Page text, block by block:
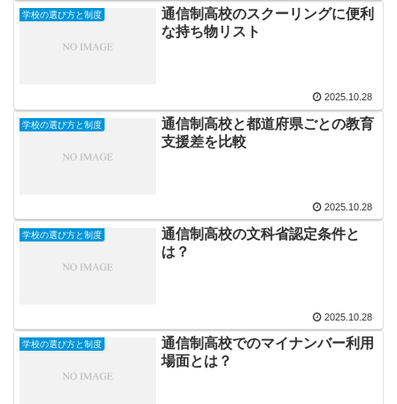
学校の選び方と制度
通信制高校のスクーリングに便利
な持ち物リスト
2025.10.28
学校の選び方と制度
通信制高校と都道府県ごとの教育
支援差を比較
2025.10.28
学校の選び方と制度
通信制高校の文科省認定条件と
は？
2025.10.28
学校の選び方と制度
通信制高校でのマイナンバー利用
場面とは？